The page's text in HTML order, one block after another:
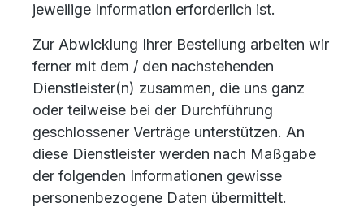
jeweilige Information erforderlich ist.
Zur Abwicklung Ihrer Bestellung arbeiten wir
ferner mit dem / den nachstehenden
Dienstleister(n) zusammen, die uns ganz
oder teilweise bei der Durchführung
geschlossener Verträge unterstützen. An
diese Dienstleister werden nach Maßgabe
der folgenden Informationen gewisse
personenbezogene Daten übermittelt.